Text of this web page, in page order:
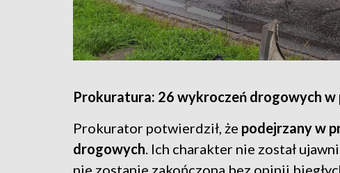
Prokuratura: 26 wykroczeń drogowych w
Prokurator potwierdził, że podejrzany w
drogowych. Ich charakter nie został